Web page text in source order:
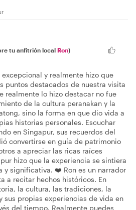
tu anfitrión local Ron)
excepcional y realmente hizo que
puntos destacados de nuestra visita
realmente lo hizo destacar no fue
de la cultura peranakan y la
sino la forma en que dio vida a
historias personales. Escuchar
en Singapur, sus recuerdos del
convertirse en guía de patrimonio
a apreciar las ricas raíces
hizo que la experiencia se sintiera
y significativa. ❤️ Ron es un narrador
a recitar hechos históricos. En
la cultura, las tradiciones, la
sus propias experiencias de vida en
del tiempo. Realmente puedes